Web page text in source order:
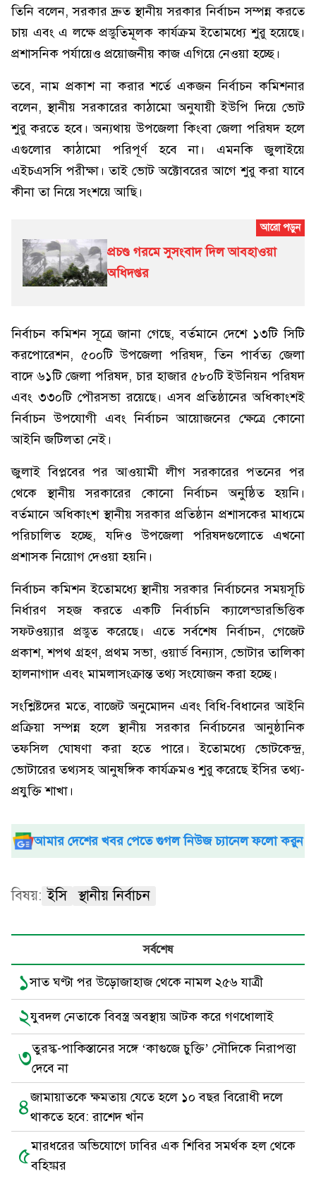
তিনি বলেন, সরকার দ্রুত স্থানীয় সরকার নির্বাচন সম্পন্ন করতে
চায় এবং এ লক্ষে প্রস্তুতিমূলক কার্যক্রম ইতোমধ্যে শুরু হয়েছে।
প্রশাসনিক পর্যায়েও প্রয়োজনীয় কাজ এগিয়ে নেওয়া হচ্ছে।
তবে, নাম প্রকাশ না করার শর্তে একজন নির্বাচন কমিশনার
বলেন, স্থানীয় সরকারের কাঠামো অনুযায়ী ইউপি দিয়ে ভোট
শুরু করতে হবে। অন্যথায় উপজেলা কিংবা জেলা পরিষদ হলে
এগুলোর কাঠামো পরিপূর্ণ হবে না। এমনকি জুলাইয়ে
এইচএসসি পরীক্ষা। তাই ভোট অক্টোবরের আগে শুরু করা যাবে
কীনা তা নিয়ে সংশয়ে আছি।
প্রচণ্ড গরমে সুসংবাদ দিল আবহাওয়া
অধিদপ্তর
নির্বাচন কমিশন সূত্রে জানা গেছে, বর্তমানে দেশে ১৩টি সিটি
করপোরেশন, ৫০০টি উপজেলা পরিষদ, তিন পার্বত্য জেলা
বাদে ৬১টি জেলা পরিষদ, চার হাজার ৫৮০টি ইউনিয়ন পরিষদ
এবং ৩৩০টি পৌরসভা রয়েছে। এসব প্রতিষ্ঠানের অধিকাংশই
নির্বাচন উপযোগী এবং নির্বাচন আয়োজনের ক্ষেত্রে কোনো
আইনি জটিলতা নেই।
জুলাই বিপ্লবের পর আওয়ামী লীগ সরকারের পতনের পর
থেকে স্থানীয় সরকারের কোনো নির্বাচন অনুষ্ঠিত হয়নি।
বর্তমানে অধিকাংশ স্থানীয় সরকার প্রতিষ্ঠান প্রশাসকের মাধ্যমে
পরিচালিত হচ্ছে, যদিও উপজেলা পরিষদগুলোতে এখনো
প্রশাসক নিয়োগ দেওয়া হয়নি।
নির্বাচন কমিশন ইতোমধ্যে স্থানীয় সরকার নির্বাচনের সময়সূচি
নির্ধারণ সহজ করতে একটি নির্বাচনি ক্যালেন্ডারভিত্তিক
সফটওয়্যার প্রস্তুত করেছে। এতে সর্বশেষ নির্বাচন, গেজেট
প্রকাশ, শপথ গ্রহণ, প্রথম সভা, ওয়ার্ড বিন্যাস, ভোটার তালিকা
হালনাগাদ এবং মামলাসংক্রান্ত তথ্য সংযোজন করা হচ্ছে।
সংশ্লিষ্টদের মতে, বাজেট অনুমোদন এবং বিধি-বিধানের আইনি
প্রক্রিয়া সম্পন্ন হলে স্থানীয় সরকার নির্বাচনের আনুষ্ঠানিক
তফসিল ঘোষণা করা হতে পারে। ইতোমধ্যে ভোটকেন্দ্র,
ভোটারের তথ্যসহ আনুষঙ্গিক কার্যক্রমও শুরু করেছে ইসির তথ্য-
প্রযুক্তি শাখা।
আমার দেশের খবর পেতে গুগল নিউজ চ্যানেল ফলো করুন
বিষয়: ইসি স্থানীয় নির্বাচন
সর্বশেষ
১সাত ঘণ্টা পর উড়োজাহাজ থেকে নামল ২৫৬ যাত্রী
২যুবদল নেতাকে বিবস্ত্র অবস্থায় আটক করে গণধোলাই
৩তুরস্ক-পাকিস্তানের সঙ্গে ‘কাগুজে চুক্তি’ সৌদিকে নিরাপত্তা
দেবে না
৪জামায়াতকে ক্ষমতায় যেতে হলে ১০ বছর বিরোধী দলে
থাকতে হবে: রাশেদ খাঁন
৫মারধরের অভিযোগে ঢাবির এক শিবির সমর্থক হল থেকে
বহিষ্কার